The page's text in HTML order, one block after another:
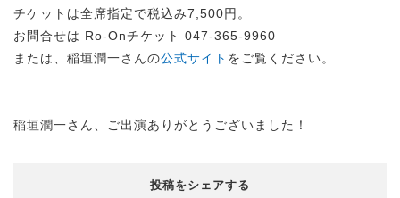
チケットは全席指定で税込み7,500円。
お問合せは Ro-Onチケット 047-365-9960
または、稲垣潤一さんの公式サイト をご覧ください。
稲垣潤一さん、ご出演ありがとうございました！
投稿をシェアする